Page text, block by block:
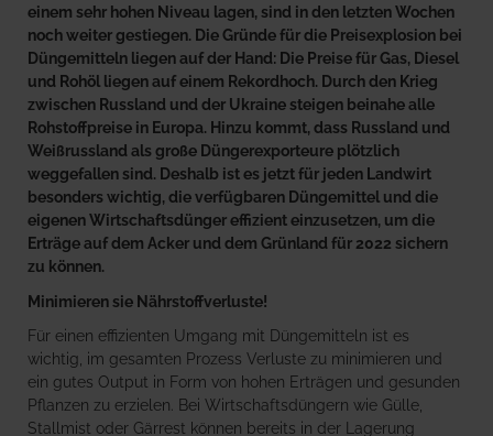
einem sehr hohen Niveau lagen, sind in den letzten Wochen
noch weiter gestiegen. Die Gründe für die Preisexplosion bei
Düngemitteln liegen auf der Hand: Die Preise für Gas, Diesel
und Rohöl liegen auf einem Rekordhoch. Durch den Krieg
zwischen Russland und der Ukraine steigen beinahe alle
Rohstoffpreise in Europa. Hinzu kommt, dass Russland und
Weißrussland als große Düngerexporteure plötzlich
weggefallen sind. Deshalb ist es jetzt für jeden Landwirt
besonders wichtig, die verfügbaren Düngemittel und die
eigenen Wirtschaftsdünger effizient einzusetzen, um die
Erträge auf dem Acker und dem Grünland für 2022 sichern
zu können.
Minimieren sie Nährstoffverluste!
Für einen effizienten Umgang mit Düngemitteln ist es
wichtig, im gesamten Prozess Verluste zu minimieren und
ein gutes Output in Form von hohen Erträgen und gesunden
Pflanzen zu erzielen. Bei Wirtschaftsdüngern wie Gülle,
Stallmist oder Gärrest können bereits in der Lagerung